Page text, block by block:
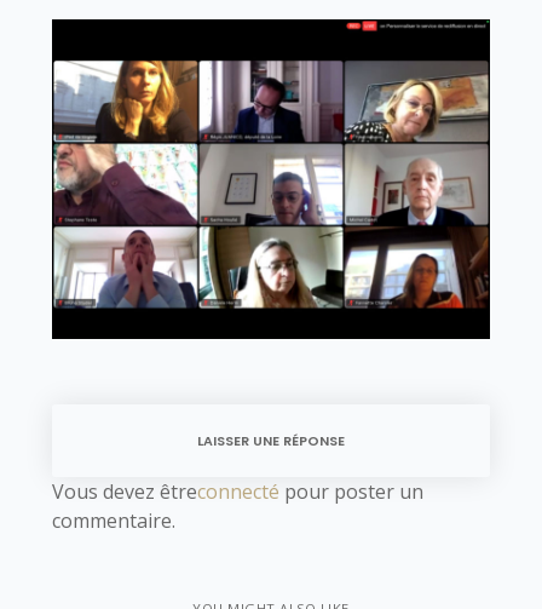
LAISSER UNE RÉPONSE
Vous devez êtreconnecté pour poster un
commentaire.